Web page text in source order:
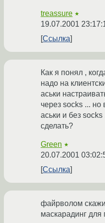
treassure ★
19.07.2001
Ссылка
Как я понял ,
надо на
аськи
через socks ... но
аськи и без socks
сделать?
Green ★
20.07.2001
Ссылка
файрволом скажи
маскарадинг для